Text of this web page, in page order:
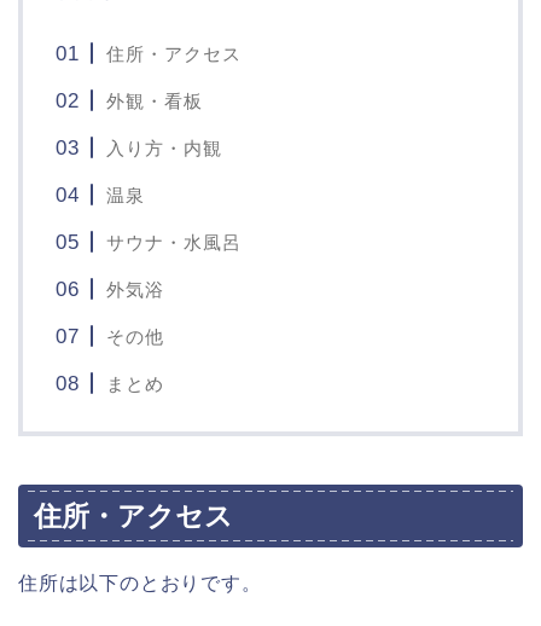
住所・アクセス
外観・看板
入り方・内観
温泉
サウナ・水風呂
外気浴
その他
まとめ
住所・アクセス
住所は以下のとおりです。